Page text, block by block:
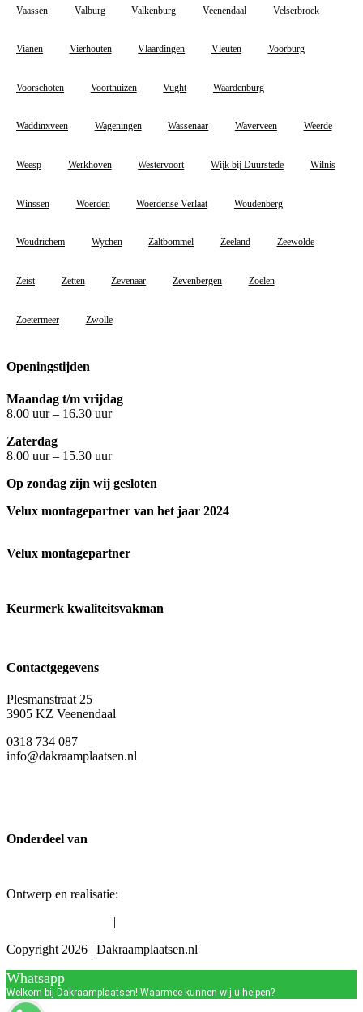
Vaassen Valburg Valkenburg Veenendaal Velserbroek
Vianen Vierhouten Vlaardingen Vleuten Voorburg
Voorschoten Voorthuizen Vught Waardenburg
Waddinxveen Wageningen Wassenaar Waverveen Weerde
Weesp Werkhoven Westervoort Wijk bij Duurstede Wilnis
Winssen Woerden Woerdense Verlaat Woudenberg
Woudrichem Wychen Zaltbommel Zeeland Zeewolde
Zeist Zetten Zevenaar Zevenbergen Zoelen
Zoetermeer Zwolle
Openingstijden
Maandag t/m vrijdag
8.00 uur – 16.30 uur
Zaterdag
8.00 uur – 15.30 uur
Op zondag zijn wij gesloten
Velux montagepartner van het jaar 2024
Velux montagepartner
Keurmerk kwaliteitsvakman
Contactgegevens
Plesmanstraat 25
3905 KZ Veenendaal
0318 734 087
info@dakraamplaatsen.nl
Onderdeel van
Ontwerp en realisatie:
|
Copyright 2026 | Dakraamplaatsen.nl
Whatsapp
Welkom bij Dakraamplaatsen! Waarmee kunnen wij u helpen?